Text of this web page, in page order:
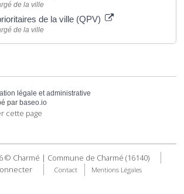
de la ville
de la ville (QPV)
de la ville
légale et administrative
par baseo.io
cette page
© Charmé | Commune de Charmé (16140)
Contact Mentions Légales